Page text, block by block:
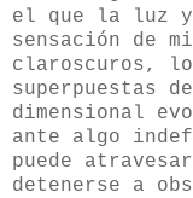
el que la luz y
sensación de
claroscuros,
superpuestas
dimensional
ante algo
puede
detenerse a